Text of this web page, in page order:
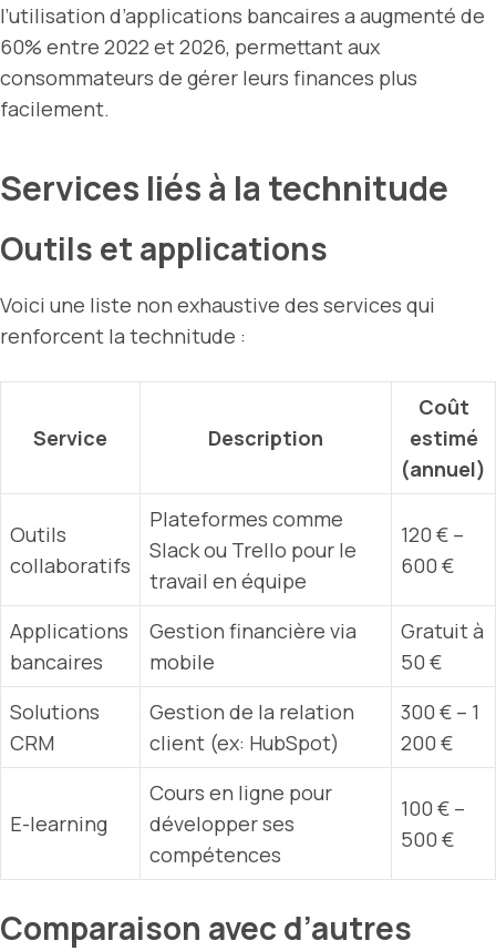
l’utilisation d’applications bancaires a augmenté de
60% entre 2022 et 2026, permettant aux
consommateurs de gérer leurs finances plus
facilement.
Services liés à la technitude
Outils et applications
Voici une liste non exhaustive des services qui
renforcent la technitude :
Service Description
Coût
estimé
(annuel)
Outils
collaboratifs
Plateformes comme
Slack ou Trello pour le
travail en équipe
120 € –
600 €
Applications
bancaires
Gestion financière via
mobile
Gratuit à
50 €
Solutions
CRM
Gestion de la relation
client (ex: HubSpot)
300 € – 1
200 €
E-learning
Cours en ligne pour
développer ses
compétences
100 € –
500 €
Comparaison avec d’autres